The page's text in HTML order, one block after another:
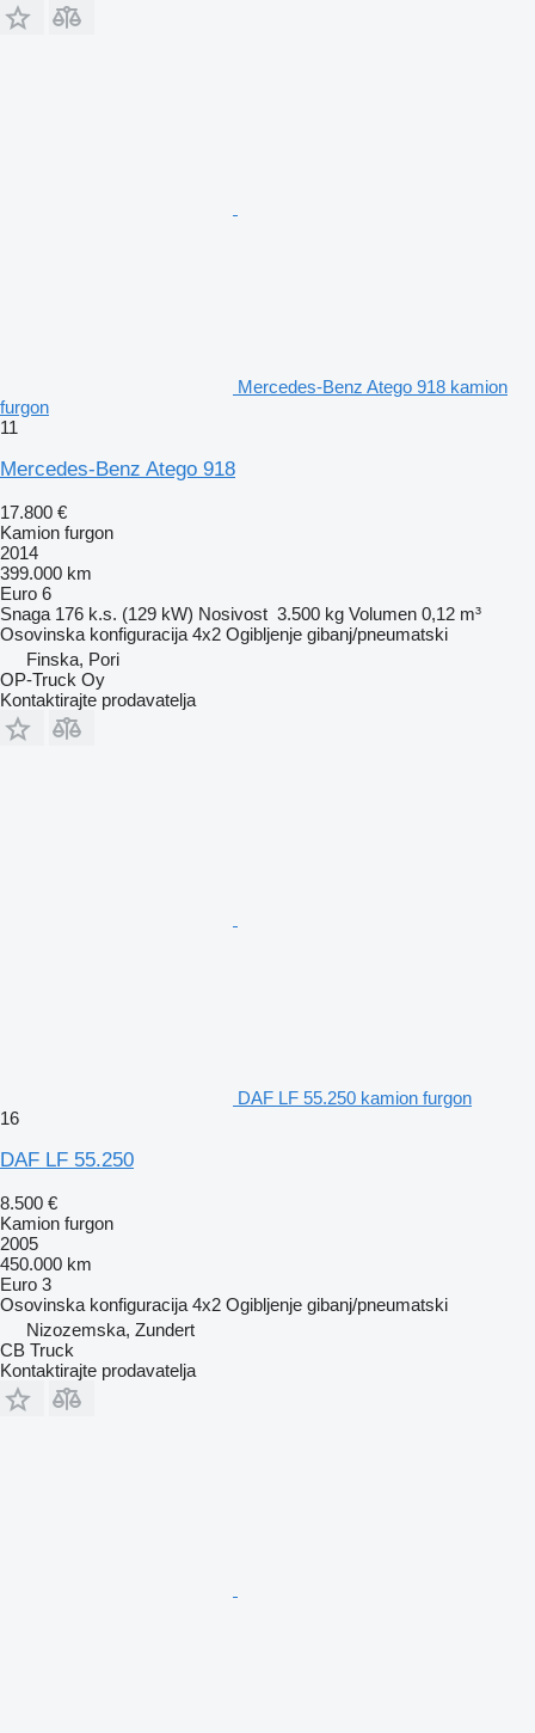
Mercedes-Benz Atego 918 kamion
furgon
11
Mercedes-Benz Atego 918
17.800 €
Kamion furgon
2014
399.000 km
Euro 6
Snaga 176 k.s. (129 kW) Nosivost 3.500 kg Volumen 0,12 m³
Osovinska konfiguracija 4x2 Ogibljenje gibanj/pneumatski
Finska, Pori
OP-Truck Oy
Kontaktirajte prodavatelja
DAF LF 55.250 kamion furgon
16
DAF LF 55.250
8.500 €
Kamion furgon
2005
450.000 km
Euro 3
Osovinska konfiguracija 4x2 Ogibljenje gibanj/pneumatski
Nizozemska, Zundert
CB Truck
Kontaktirajte prodavatelja